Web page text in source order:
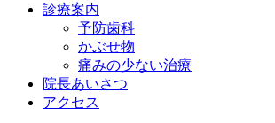
診療案内
予防歯科
かぶせ物
痛みの少ない治療
院長あいさつ
アクセス